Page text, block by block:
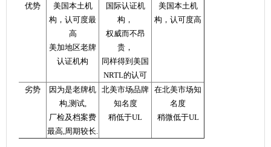
优势
美国本土机
构，认可度最
高
美加地区老牌
认证机构
国际认证机
构，
权威而不昂
贵，
同样得到美国
NRTL的认可
美国本土机
构，认可度高
劣势
因为是老牌机
构,测试,
厂检及档案费
最高,周期较长.
北美市场品牌
知名度
稍低于UL
在北美市场知
名度
稍微低于UL